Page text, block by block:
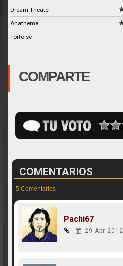
Dream Theater
Anathema
Tortoise
COMPARTE
COMENTARIOS
5 Comentarios
Pachi67
29 Abr 2012